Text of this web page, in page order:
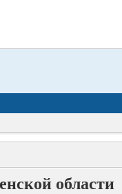
области